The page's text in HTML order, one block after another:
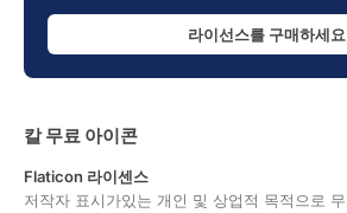
라이선스를 구매하세요
칼 무료 아이콘
Flaticon 라이센스
저작자 표시가있는 개인 및 상업적 목적으로